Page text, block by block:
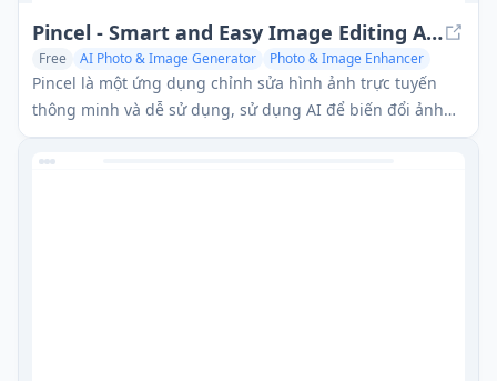
Pincel - Smart and Easy Image Editing App
Free AI Photo & Image Generator
Photo & Image Enhancer
Photo & Image Editor
Pincel là một ứng dụng chỉnh sửa hình ảnh trực tuyến
thông minh và dễ sử dụng, sử dụng AI để biến đổi ảnh
chỉ với một nét cọ và lời nhắc văn bản.